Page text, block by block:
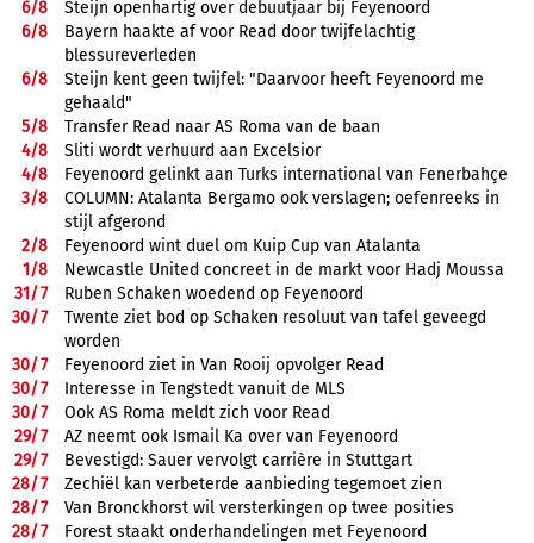
6/8
Steijn openhartig over debuutjaar bij Feyenoord
6/8
Bayern haakte af voor Read door twijfelachtig
blessureverleden
6/8
Steijn kent geen twijfel: "Daarvoor heeft Feyenoord me
gehaald"
5/8
Transfer Read naar AS Roma van de baan
4/8
Sliti wordt verhuurd aan Excelsior
4/8
Feyenoord gelinkt aan Turks international van Fenerbahçe
3/8
COLUMN: Atalanta Bergamo ook verslagen; oefenreeks in
stijl afgerond
2/8
Feyenoord wint duel om Kuip Cup van Atalanta
1/8
Newcastle United concreet in de markt voor Hadj Moussa
31/7
Ruben Schaken woedend op Feyenoord
30/7
Twente ziet bod op Schaken resoluut van tafel geveegd
worden
30/7
Feyenoord ziet in Van Rooij opvolger Read
30/7
Interesse in Tengstedt vanuit de MLS
30/7
Ook AS Roma meldt zich voor Read
29/7
AZ neemt ook Ismail Ka over van Feyenoord
29/7
Bevestigd: Sauer vervolgt carrière in Stuttgart
28/7
Zechiël kan verbeterde aanbieding tegemoet zien
28/7
Van Bronckhorst wil versterkingen op twee posities
28/7 Forest staakt onderhandelingen met Feyenoord